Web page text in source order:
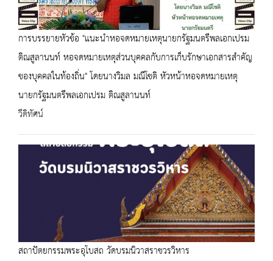
การบรรยายหัวข้อ "แนะนำหอจดหมายเหตุนายกรัฐมนตรีพลเอกเปรม
ติณสูลานนท์ หอจดหมายเหตุส่วนบุคคลกับการเก็บรักษาเอกสารสำคัญ
ของบุคคลในท้องถิ่น" โดยนางวิมล มณีโชติ หัวหน้าหอจดหมายเหตุ
นายกรัฐมนตรีพลเอกเปรม ติณสูลานนท์
วีดิทัศน์
สถาปัตยกรรมพระอุโบสถ วัดบรมนิวาสราชวรวิหาร